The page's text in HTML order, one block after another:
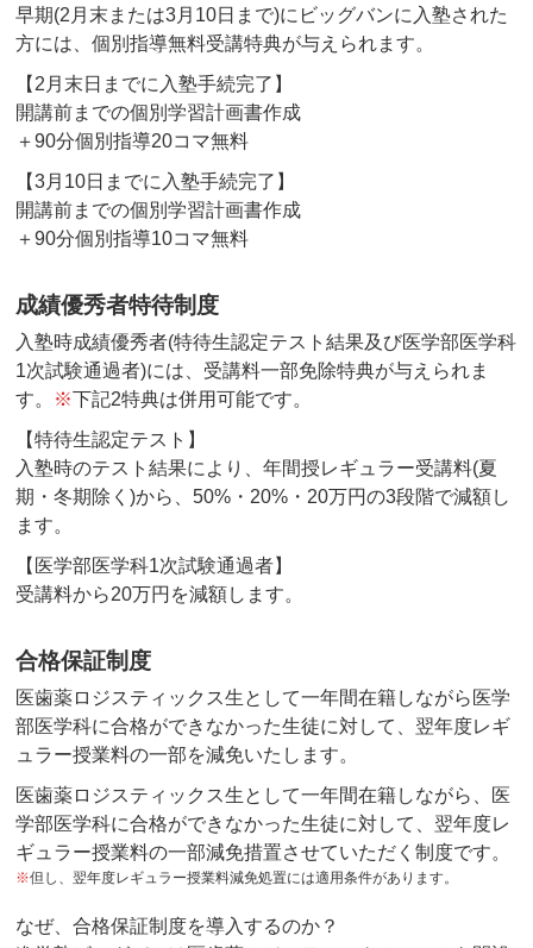
早期(2月末または3月10日まで)にビッグバンに入塾された
方には、個別指導無料受講特典が与えられます。
【2月末日までに入塾手続完了】
開講前までの個別学習計画書作成
＋90分個別指導20コマ無料
【3月10日までに入塾手続完了】
開講前までの個別学習計画書作成
＋90分個別指導10コマ無料
成績優秀者特待制度
入塾時成績優秀者(特待生認定テスト結果及び医学部医学科
1次試験通過者)には、受講料一部免除特典が与えられま
す。 ※下記2特典は併用可能です。
【特待生認定テスト】
入塾時のテスト結果により、年間授レギュラー受講料(夏
期・冬期除く)から、50%・20%・20万円の3段階で減額し
ます。
【医学部医学科1次試験通過者】
受講料から20万円を減額します。
合格保証制度
医歯薬ロジスティックス生として一年間在籍しながら医学
部医学科に合格ができなかった生徒に対して、翌年度レギ
ュラー授業料の一部を減免いたします。
医歯薬ロジスティックス生として一年間在籍しながら、医
学部医学科に合格ができなかった生徒に対して、翌年度レ
ギュラー授業料の一部減免措置させていただく制度です。
※但し、翌年度レギュラー授業料減免処置には適用条件があります。
なぜ、合格保証制度を導入するのか？